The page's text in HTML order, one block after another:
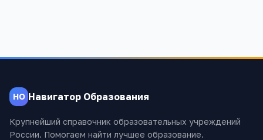
НО Навигатор Образования
Крупнейший справочник образовательных учреждений
России. Помогаем найти лучшее образование.